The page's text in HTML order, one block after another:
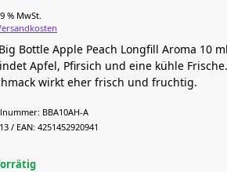
% MwSt.
Bottle Apple Peach Longfill Aroma 10 ml
Apfel, Pfirsich und eine kühle
wirkt eher frisch und fruchtig.
BBA10AH-A
/ EAN: 4251452920941